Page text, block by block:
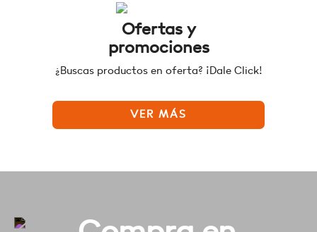
Ofertas y
promociones
¿Buscas productos en oferta? ¡Dale Click!
VER MÁS